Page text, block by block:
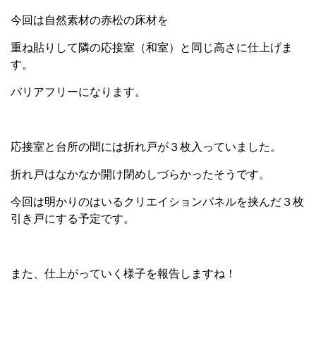
今回は自然素材の赤松の床材を
重ね貼りして隣の応接室（和室）と同じ高さに仕上げま
す。
バリアフリーになります。
応接室と台所の間には折れ戸が３枚入っていました。
折れ戸はなかなか開け閉めしづらかったそうです。
今回は明かりのはいるクリエイションパネルを挟んだ３枚
引き戸にする予定です。
また、仕上がっていく様子を報告しますね！